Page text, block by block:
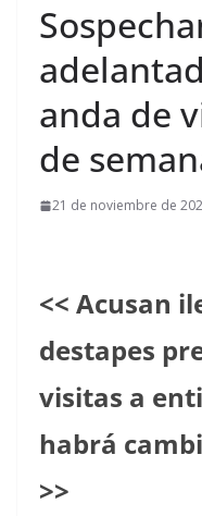
anda de
de
21 de noviembre de
<< Acusan
destapes
visitas a
habrá
>>